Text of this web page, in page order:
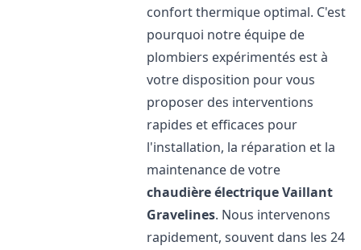
confort thermique optimal. C'est
pourquoi notre équipe de
plombiers expérimentés est à
votre disposition pour vous
proposer des interventions
rapides et efficaces pour
l'installation, la réparation et la
maintenance de votre
chaudière électrique Vaillant
Gravelines. Nous intervenons
rapidement, souvent dans les 24